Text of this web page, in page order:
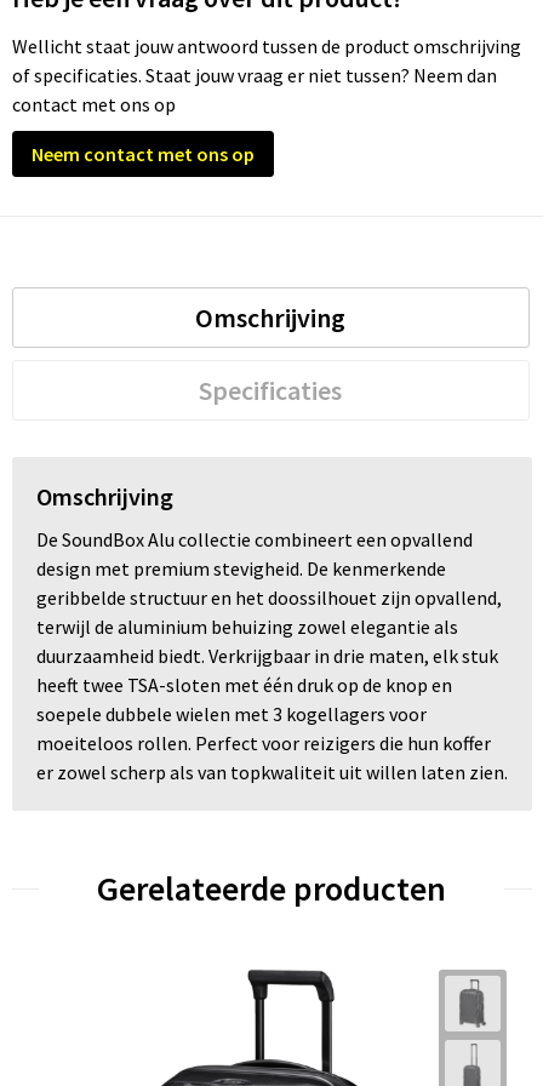
Trolleys
Waterbestendige tassen
Wellicht staat jouw antwoord tussen de product omschrijving
of specificaties. Staat jouw vraag er niet tussen? Neem dan
contact met ons op
Neem contact met ons op
Omschrijving
Specificaties
Omschrijving
De SoundBox Alu collectie combineert een opvallend
design met premium stevigheid. De kenmerkende
geribbelde structuur en het doossilhouet zijn opvallend,
terwijl de aluminium behuizing zowel elegantie als
duurzaamheid biedt. Verkrijgbaar in drie maten, elk stuk
heeft twee TSA-sloten met één druk op de knop en
soepele dubbele wielen met 3 kogellagers voor
moeiteloos rollen. Perfect voor reizigers die hun koffer
er zowel scherp als van topkwaliteit uit willen laten zien.
Gerelateerde producten